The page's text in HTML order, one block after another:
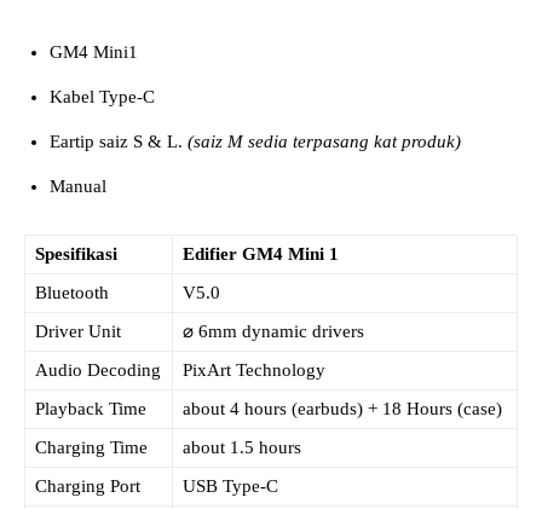
GM4 Mini1
Kabel Type-C
Eartip saiz S & L. (saiz M sedia terpasang kat produk)
Manual
Spesifikasi
Edifier GM4 Mini 1
Bluetooth
V5.0
Driver Unit
⌀ 6mm dynamic drivers
Audio Decoding
PixArt Technology
Playback Time
about 4 hours (earbuds) + 18 Hours (case)
Charging Time
about 1.5 hours
Charging Port
USB Type-C